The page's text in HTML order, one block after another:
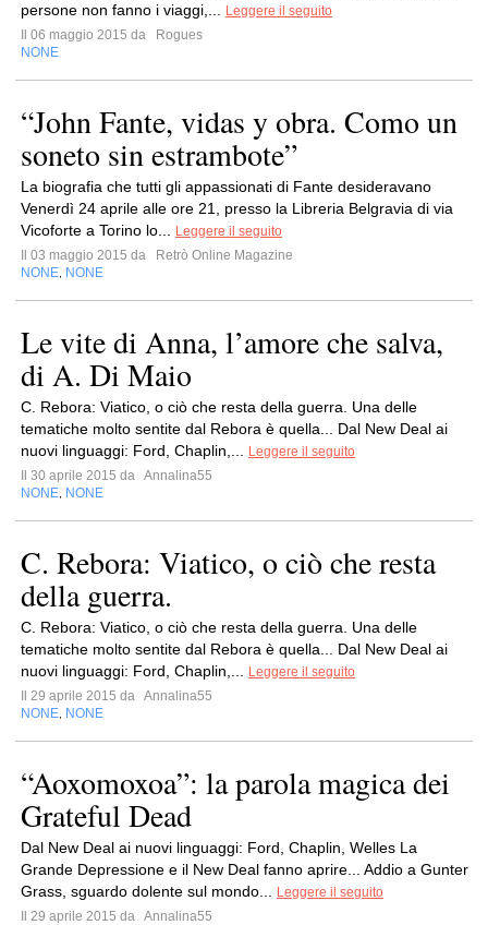
persone non fanno i viaggi,...
Leggere il seguito
Il 06 maggio 2015 da
Rogues
NONE
“John Fante, vidas y obra. Como un
soneto sin estrambote”
La biografia che tutti gli appassionati di Fante desideravano
Venerdì 24 aprile alle ore 21, presso la Libreria Belgravia di via
Vicoforte a Torino lo...
Leggere il seguito
Il 03 maggio 2015 da
Retrò Online Magazine
NONE NONE
Le vite di Anna, l’amore che salva,
di A. Di Maio
C. Rebora: Viatico, o ciò che resta della guerra. Una delle
tematiche molto sentite dal Rebora è quella... Dal New Deal ai
nuovi linguaggi: Ford, Chaplin,...
Leggere il seguito
Il 30 aprile 2015 da Annalina55
NONE NONE
C. Rebora: Viatico, o ciò che resta
della guerra.
C. Rebora: Viatico, o ciò che resta della guerra. Una delle
tematiche molto sentite dal Rebora è quella... Dal New Deal ai
nuovi linguaggi: Ford, Chaplin,...
Leggere il seguito
Il 29 aprile 2015 da Annalina55
NONE NONE
“Aoxomoxoa”: la parola magica dei
Grateful Dead
Dal New Deal ai nuovi linguaggi: Ford, Chaplin, Welles La
Grande Depressione e il New Deal fanno aprire... Addio a Gunter
Grass, sguardo dolente sul mondo...
Leggere il seguito
Il 29 aprile 2015 da Annalina55